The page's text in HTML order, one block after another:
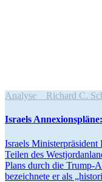
Analyse Richard C.
Israels
Israels
Teilen des
Plans durch die Trump-
bezeichnete er als